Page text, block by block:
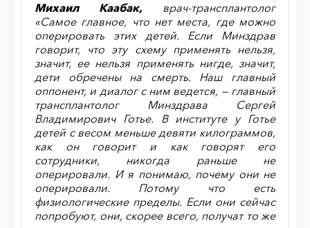
Михаил Каабак, врач-трансплантолог
«Самое главное, что нет места, где можно
оперировать этих детей. Если Минздрав
говорит, что эту схему применять нельзя,
значит, ее нельзя применять нигде, значит,
дети обречены на смерть. Наш главный
оппонент, и диалог с ним ведется, — главный
трансплантолог Минздрава Сергей
Владимирович Готье. В институте у Готье
детей с весом меньше девяти килограммов,
как он говорит и как говорят его
сотрудники, никогда раньше не
оперировали. И я понимаю, почему они не
оперировали. Потому что есть
физиологические пределы. Если они сейчас
попробуют, они, скорее всего, получат то же